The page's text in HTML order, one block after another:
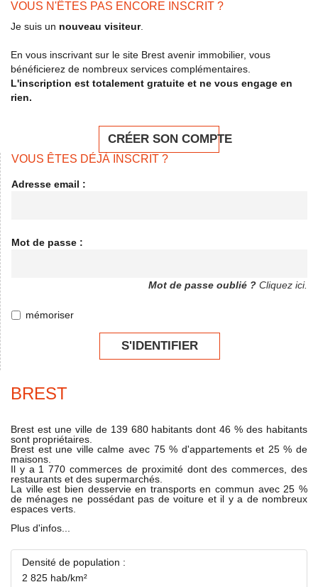
VOUS N'ÊTES PAS ENCORE INSCRIT ?
Je suis un nouveau visiteur.
En vous inscrivant sur le site Brest avenir immobilier, vous
bénéficierez de nombreux services complémentaires.
L'inscription est totalement gratuite et ne vous engage en
rien.
CRÉER SON COMPTE
VOUS ÊTES DÉJÀ INSCRIT ?
Adresse email :
Mot de passe :
Mot de passe oublié ? Cliquez ici.
mémoriser
S'IDENTIFIER
BREST
Brest est une ville de 139 680 habitants dont 46 % des habitants
sont propriétaires.
Brest est une ville calme avec 75 % d'appartements et 25 % de
maisons.
Il y a 1 770 commerces de proximité dont des commerces, des
restaurants et des supermarchés.
La ville est bien desservie en transports en commun avec 25 %
de ménages ne possédant pas de voiture et il y a de nombreux
espaces verts.
Plus d'infos...
Densité de population :
2 825 hab/km²